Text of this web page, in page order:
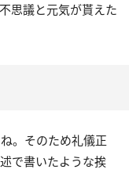
思議と元気が貰えた
。そのため礼儀正
で書いたような挨